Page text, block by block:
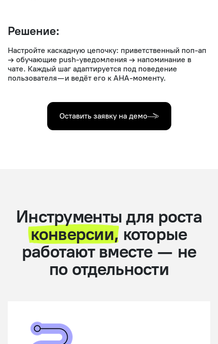
Решение:
Настройте каскадную цепочку: приветственный поп-ап
→ обучающие push-уведомления → напоминание в
чате. Каждый шаг адаптируется под поведение
пользователя — и ведёт его к AHA-моменту.
Оставить заявку на демо
Инструменты для роста
конверсии, которые
работают вместе — не
по отдельности